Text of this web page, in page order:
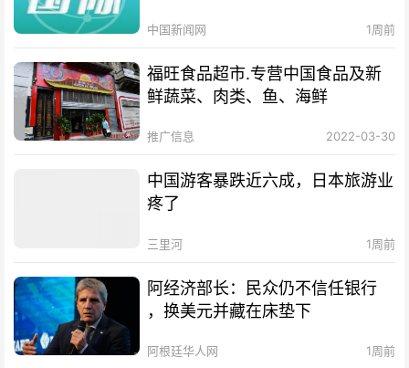
中国新闻网 1周前
福旺食品超市.专营中国食品及新
鲜蔬菜、肉类、鱼、海鲜
推广信息 2022-03-30
中国游客暴跌近六成，日本旅游业
疼了
三里河 1周前
阿经济部长：民众仍不信任银行
，换美元并藏在床垫下
阿根廷华人网 1周前